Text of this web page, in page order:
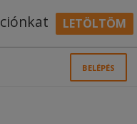
LETÖLTÖM
BELÉPÉS